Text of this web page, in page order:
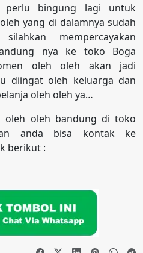
perlu bingung lagi untuk
yang di dalamnya sudah
mempercayakan
nya ke toko Boga
oleh oleh akan jadi
diingat oleh keluarga dan
oleh oleh ya…
oleh oleh bandung di toko
anda bisa kontak ke
berikut :